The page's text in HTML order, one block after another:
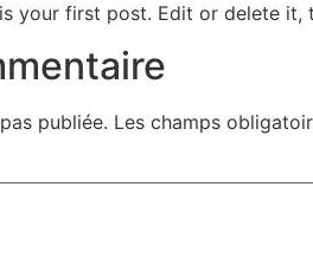
your first post. Edit or delete it,
publiée. Les champs